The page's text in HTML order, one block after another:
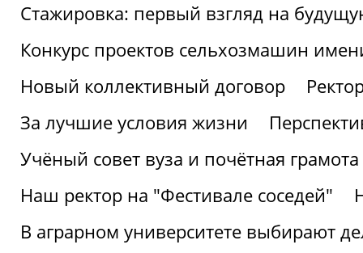
Стажировка: первый взгляд на
Конкурс проектов сельхозмашин
Новый коллективный договор
За лучшие условия жизни
Учёный совет вуза и почётная
Наш ректор на "Фестивале соседей"
В аграрном университете выбирают